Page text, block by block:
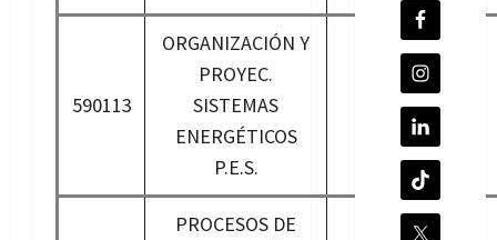
590113
ORGANIZACIÓN Y
PROYEC.
SISTEMAS
ENERGÉTICOS
P.E.S.
PROCESOS DE